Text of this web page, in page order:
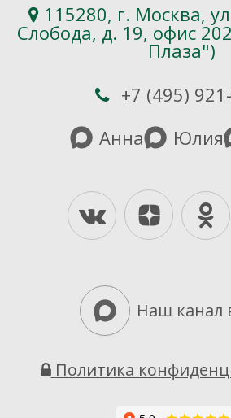
115280, г. Москва,
Слобода, д. 19, офис
Плаза")
+7 (495)
Анна
Юлия
Vkontakte
Наш канал
Политика